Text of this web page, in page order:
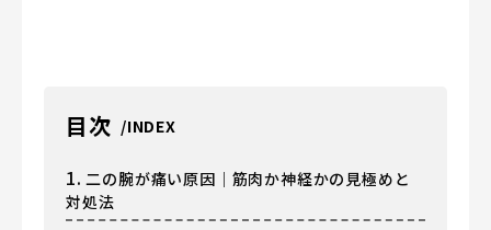
目次
1. 二の腕が痛い原因｜筋肉か神経かの見極めと
対処法